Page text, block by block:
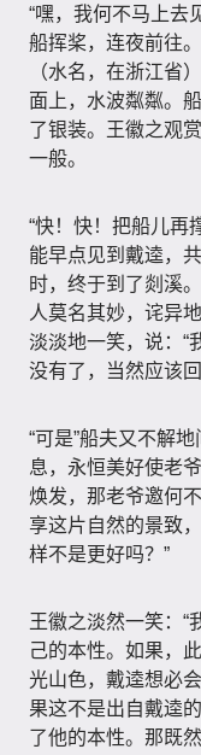
“嘿，我何不马上去
船挥桨，连夜前往
（水名，在浙江省
面上，水波粼粼。
了银装。王徽之观
一般。
“快！快！把船儿再
能早点见到戴逵，
时，终于到了剡溪
人莫名其妙，诧异
淡淡地一笑，说：“
没有了，当然应该
“可是”船夫又不解
息，永恒美好使老
焕发，那老爷邀何
享这片自然的景致
样不是更好吗？”
王徽之淡然一笑：“
己的本性。如果，
光山色，戴逵想必
果这不是出自戴逵
了他的本性。那既